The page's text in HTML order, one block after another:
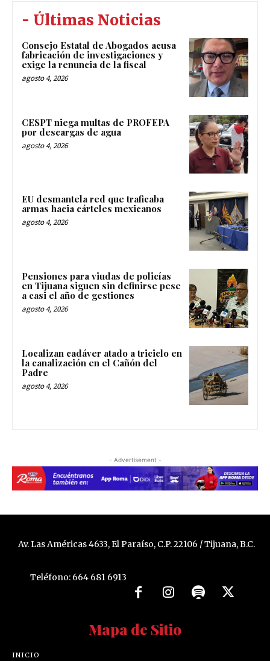
- Últimas Noticias
Consejo Estatal de Abogados acusa
fabricación de investigaciones y
exige la renuncia de la fiscal
agosto 4, 2026
CESPT niega multas de PROFEPA
por descargas de agua
agosto 4, 2026
EU desmantela red que traficaba
armas hacia cárteles mexicanos
agosto 4, 2026
Pensiones para viudas de policías
en Tijuana siguen sin definirse pese
a casi el año de gestiones
agosto 4, 2026
Localizan cadáver atado a triciclo en
la canalización en el Cañón del
Padre
agosto 4, 2026
- Advertisement -
Av. Las Américas 4633, El Paraíso, C.P. 22106 / Tijuana, B.C.
Teléfono: 664 681 6913
Mapa de Sitio
INICIO